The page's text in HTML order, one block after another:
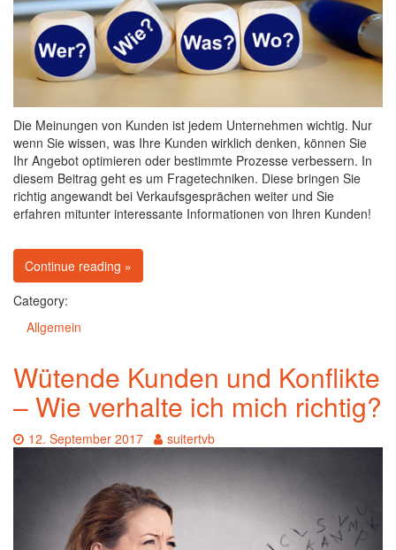
Die Meinungen von Kunden ist jedem Unternehmen wichtig. Nur
wenn Sie wissen, was Ihre Kunden wirklich denken, können Sie
Ihr Angebot optimieren oder bestimmte Prozesse verbessern. In
diesem Beitrag geht es um Fragetechniken. Diese bringen Sie
richtig angewandt bei Verkaufsgesprächen weiter und Sie
erfahren mitunter interessante Informationen von Ihren Kunden!
Continue reading on Fragetechniken richtig angewandt
»
Category:
Allgemein
Wütende Kunden und Konflikte
– Wie verhalte ich mich richtig?
Date:
12. September 2017 Author:
suitertvb